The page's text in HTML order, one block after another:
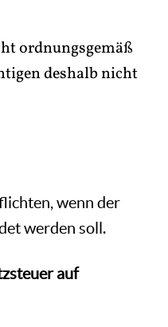
ordnungsgemäß
deshalb nicht
wenn der
werden soll.
auf